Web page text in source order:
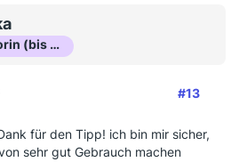
Moderatorin (bis Okt 16)
#13
für den Tipp! ich bin mir sicher,
sehr gut Gebrauch machen